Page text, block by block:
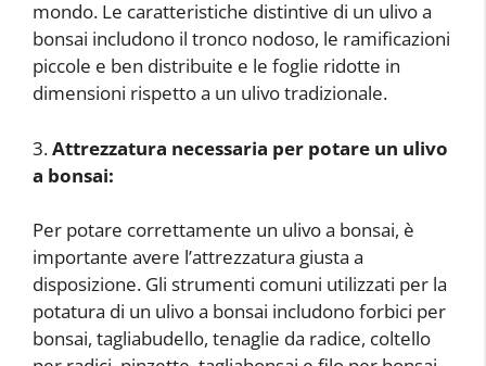
mondo. Le caratteristiche distintive di un ulivo a
bonsai includono il tronco nodoso, le ramificazioni
piccole e ben distribuite e le foglie ridotte in
dimensioni rispetto a un ulivo tradizionale.
3.Attrezzatura necessaria per potare un ulivo
a bonsai:
Per potare correttamente un ulivo a bonsai, è
importante avere l’attrezzatura giusta a
disposizione. Gli strumenti comuni utilizzati per la
potatura di un ulivo a bonsai includono forbici per
bonsai, tagliabudello, tenaglie da radice, coltello